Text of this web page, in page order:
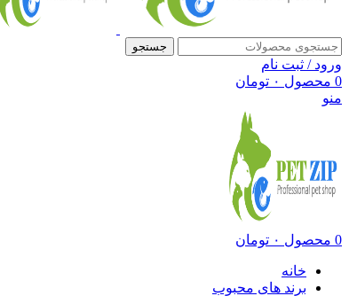
جستجو
ورود / ثبت نام
0 محصول ۰ تومان
منو
0 محصول ۰ تومان
خانه
برند های محبوب